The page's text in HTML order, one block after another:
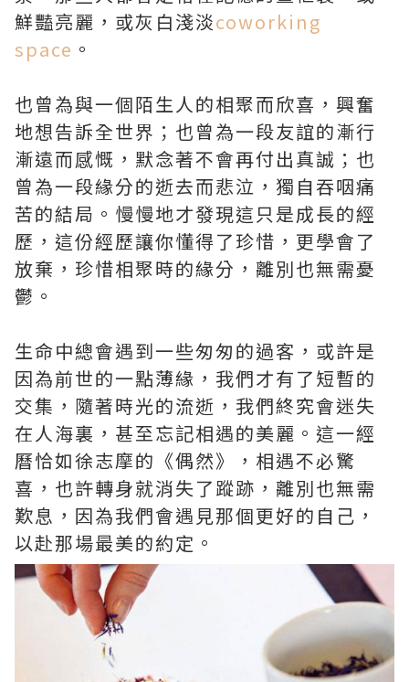
鮮豔亮麗，或灰白淺淡coworking
space 。
也曾為與一個陌生人的相聚而欣喜，興奮
地想告訴全世界；也曾為一段友誼的漸行
漸遠而感慨，默念著不會再付出真誠；也
曾為一段緣分的逝去而悲泣，獨自吞咽痛
苦的結局。慢慢地才發現這只是成長的經
歷，這份經歷讓你懂得了珍惜，更學會了
放棄，珍惜相聚時的緣分，離別也無需憂
鬱。
生命中總會遇到一些匆匆的過客，或許是
因為前世的一點薄緣，我們才有了短暫的
交集，隨著時光的流逝，我們終究會迷失
在人海裏，甚至忘記相遇的美麗。這一經
曆恰如徐志摩的《偶然》，相遇不必驚
喜，也許轉身就消失了蹤跡，離別也無需
歎息，因為我們會遇見那個更好的自己，
以赴那場最美的約定。